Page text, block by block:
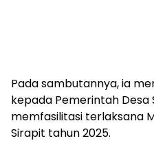
Pada sambutannya, ia
kepada Pemerintah
memfasilitasi terlaksana
Sirapit tahun 2025.